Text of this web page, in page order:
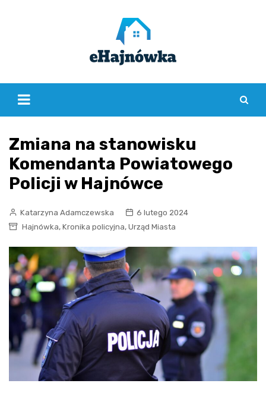
Zmiana na stanowisku
Komendanta Powiatowego
Policji w Hajnówce
Katarzyna Adamczewska
6 lutego 2024
Hajnówka, Kronika policyjna, Urząd Miasta